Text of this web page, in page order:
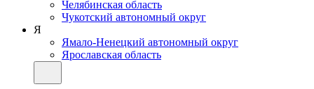
Челябинская область
Чукотский автономный округ
Я
Ямало-Ненецкий автономный округ
Ярославская область